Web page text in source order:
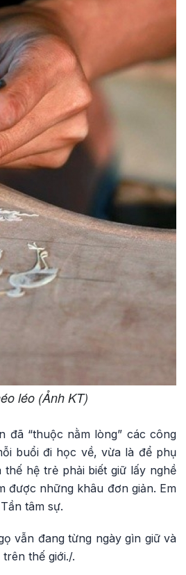
léo (Ảnh KT)
đã “thuộc nằm lòng” các công
buổi đi học về, vừa là để phụ
hệ trẻ phải biết giữ lấy nghề
được những khâu đơn giản. Em
tâm sự.
vẫn đang từng ngày gìn giữ và
thế giới./.